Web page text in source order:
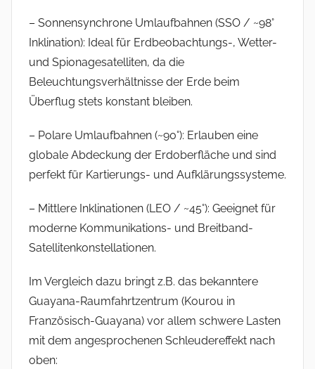
– Sonnensynchrone Umlaufbahnen (SSO / ~98°
Inklination): Ideal für Erdbeobachtungs-, Wetter-
und Spionagesatelliten, da die
Beleuchtungsverhältnisse der Erde beim
Überflug stets konstant bleiben.
– Polare Umlaufbahnen (~90°): Erlauben eine
globale Abdeckung der Erdoberfläche und sind
perfekt für Kartierungs- und Aufklärungssysteme.
– Mittlere Inklinationen (LEO / ~45°): Geeignet für
moderne Kommunikations- und Breitband-
Satellitenkonstellationen.
Im Vergleich dazu bringt z.B. das bekanntere
Guayana-Raumfahrtzentrum (Kourou in
Französisch-Guayana) vor allem schwere Lasten
mit dem angesprochenen Schleudereffekt nach
oben: